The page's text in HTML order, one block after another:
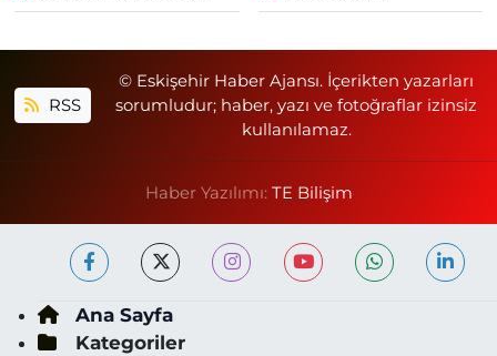
RSS
© Eskişehir Haber Ajansı. İçerikten yazarları
sorumludur; haber, yazı ve fotoğraflar izinsiz
kullanılamaz.
Haber Yazılımı: TE Bilişim
Ana Sayfa
Kategoriler